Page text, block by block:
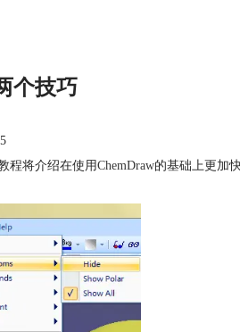
个技巧
程将介绍在使用ChemDraw的基础上更加